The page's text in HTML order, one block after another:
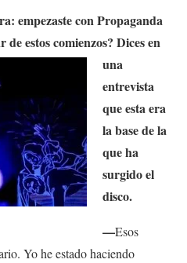
empezaste con Propaganda
deestos comienzos? Dices en
una
entrevista
que esta era
la base de la
que ha
surgido el
disco.
—Esos
Yo he estado haciendo